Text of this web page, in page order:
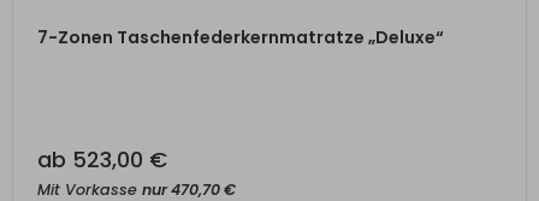
7-Zonen Taschenfederkernmatratze „Deluxe“
ab 523,00 €
Mit Vorkasse nur470,70€